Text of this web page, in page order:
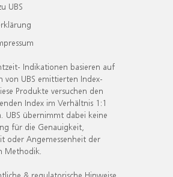
UBS
Indikationen basieren auf
von UBS emittierten Index-
Produkte versuchen den
Index im Verhältnis 1:1
UBS übernimmt dabei keine
für die Genauigkeit,
oder Angemessenheit der
Methodik.